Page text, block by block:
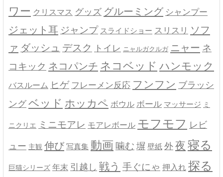
ワー クリスマス グッズ グルーミング シャンプー
ジェット耳 ジャンプ スライドショー スリスリ ソフ
ァ ダッシュ デスク トイレ ニャルガクルガ ニャー ネ
コキック ネコパンチ ネコベッド ハンモック
バスルーム ヒゲ フレーメン反応 フンフン ブラッシ
ングベッド ホッカペ ボウル ボール マッサージ ミ
ニクリエ ミニモアレ モアレボール モフモフ レビ
ュー 主観 伸び写真集 動画 噛む 塀 壁紙 外夜寝る
巨猫シリーズ 年末 引越し 戦う 手ぐにゃ 押入れ探る